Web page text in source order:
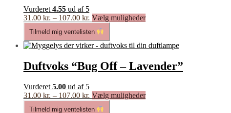
Vurderet 4.55 ud af 5
31.00 kr. – 107.00 kr. Prisinterval:
31.00 kr.
til
107.00 kr.
Vælg mulighederDette
flere
varianter.
Mulighederne
kan
varesiden
Tilmeld mig ventelisten
Duftvoks “Bug Off – Lavender”
Vurderet 5.00 ud af 5
31.00 kr. – 107.00 kr. Prisinterval:
31.00 kr.
Vælg mulighederDette
Tilmeld mig ventelisten